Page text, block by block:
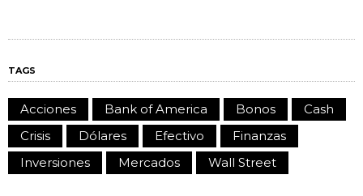
TAGS
Acciones Bank of America Bonos
Cash
Crisis
Dólares Efectivo
Finanzas
Inversiones
Mercados Wall Street